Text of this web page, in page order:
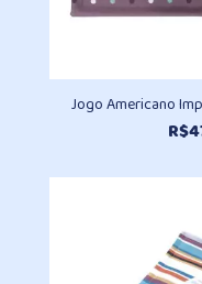
Jogo Americano
R$